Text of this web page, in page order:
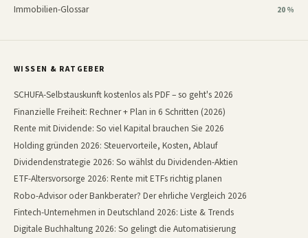
Immobilien-Glossar 20 %
WISSEN & RATGEBER
SCHUFA-Selbstauskunft kostenlos als PDF – so geht's 2026
Finanzielle Freiheit: Rechner + Plan in 6 Schritten (2026)
Rente mit Dividende: So viel Kapital brauchen Sie 2026
Holding gründen 2026: Steuervorteile, Kosten, Ablauf
Dividendenstrategie 2026: So wählst du Dividenden-Aktien
ETF-Altersvorsorge 2026: Rente mit ETFs richtig planen
Robo-Advisor oder Bankberater? Der ehrliche Vergleich 2026
Fintech-Unternehmen in Deutschland 2026: Liste & Trends
Digitale Buchhaltung 2026: So gelingt die Automatisierung